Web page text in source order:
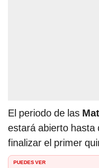
El periodo de las
estará abierto hasta
finalizar el primer
PUEDES VER